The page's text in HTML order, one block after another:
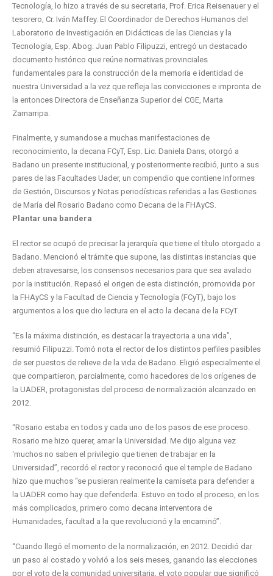
Tecnología, lo hizo a través de su secretaria, Prof. Erica Reisenauer y el
tesorero, Cr. Iván Maffey. El Coordinador de Derechos Humanos del
Laboratorio de Investigación en Didácticas de las Ciencias y la
Tecnología, Esp. Abog. Juan Pablo Filipuzzi, entregó un destacado
documento histórico que reúne normativas provinciales
fundamentales para la construcción de la memoria e identidad de
nuestra Universidad a la vez que refleja las convicciones e impronta de
la entonces Directora de Enseñanza Superior del CGE, Marta
Zamarripa.
Finalmente, y sumandose a muchas manifestaciones de
reconocimiento, la decana FCyT, Esp. Lic. Daniela Dans, otorgó a
Badano un presente institucional, y posteriormente recibió, junto a sus
pares de las Facultades Uader, un compendio que contiene Informes
de Gestión, Discursos y Notas periodísticas referidas a las Gestiones
de María del Rosario Badano como Decana de la FHAyCS.
Plantar una bandera
El rector se ocupó de precisar la jerarquía que tiene el título otorgado a
Badano. Mencionó el trámite que supone, las distintas instancias que
deben atravesarse, los consensos necesarios para que sea avalado
por la institución. Repasó el origen de esta distinción, promovida por
la FHAyCS y la Facultad de Ciencia y Tecnología (FCyT), bajo los
argumentos a los que dio lectura en el acto la decana de la FCyT.
“Es la máxima distinción, es destacar la trayectoria a una vida”,
resumió Filipuzzi. Tomó nota el rector de los distintos perfiles pasibles
de ser puestos de relieve de la vida de Badano. Eligió especialmente el
que compartieron, parcialmente, como hacedores de los orígenes de
la UADER, protagonistas del proceso de normalización alcanzado en
2012.
“Rosario estaba en todos y cada uno de los pasos de ese proceso.
Rosario me hizo querer, amar la Universidad. Me dijo alguna vez
‘muchos no saben el privilegio que tienen de trabajar en la
Universidad”, recordó el rector y reconoció que el temple de Badano
hizo que muchos “se pusieran realmente la camiseta para defender a
la UADER como hay que defenderla. Estuvo en todo el proceso, en los
más complicados, primero como decana interventora de
Humanidades, facultad a la que revolucionó y la encaminó”.
“Cuando llegó el momento de la normalización, en 2012. Decidió dar
un paso al costado y volvió a los seis meses, ganando las elecciones
por el voto de la comunidad universitaria, el voto popular que significó